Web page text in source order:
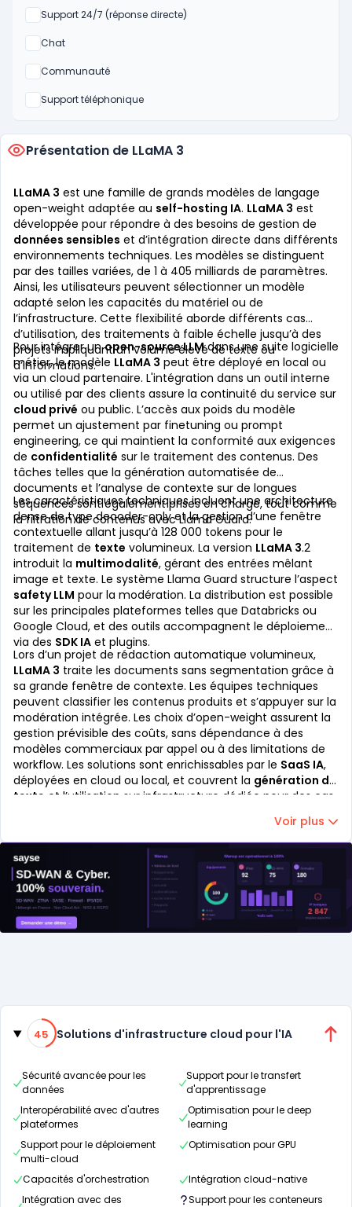
Support 24/7 (réponse directe)
Non
Chat
Non
Communauté
Non
Support téléphonique
Non
Présentation de LLaMA 3
LLaMA 3 est une famille de grands modèles de langage
open-weight adaptée au self-hosting IA. LLaMA 3 est
développée pour répondre à des besoins de gestion de
données sensibles et d’intégration directe dans différents
environnements techniques. Les modèles se distinguent
par des tailles variées, de 1 à 405 milliards de paramètres.
Ainsi, les utilisateurs peuvent sélectionner un modèle
adapté selon les capacités du matériel ou de
l’infrastructure. Cette flexibilité aborde différents cas
d’utilisation, des traitements à faible échelle jusqu’à des
projets impliquant un volume élevé de texte ou
d’informations.
Pour intégrer unopen-source LLMdans une suite logicielle
métier, le modèle LLaMA 3 peut être déployé en local ou
via un cloud partenaire. L'intégration dans un outil interne
ou utilisé par des clients assure la continuité du service sur
cloud privé ou public. L’accès aux poids du modèle
permet un ajustement par finetuning ou prompt
engineering, ce qui maintient la conformité aux exigences
de confidentialité sur le traitement des contenus. Des
tâches telles que la génération automatisée de
documents et l’analyse de contexte sur de longues
séquences sont également prises en charge, tout comme
la filtration de contenus avec Llama Guard.
Les caractéristiques techniques incluent une architecture
dense de type decoder-only et la gestion d’une fenêtre
contextuelle allant jusqu’à 128 000 tokens pour le
traitement de texte volumineux. La version LLaMA 3.2
introduit la multimodalité, gérant des entrées mêlant
image et texte. Le système Llama Guard structure l’aspect
safety LLM pour la modération. La distribution est possible
sur les principales plateformes telles que Databricks ou
Google Cloud, et des outils accompagnent le déploiement
via des SDK IA et plugins.
Lors d’un projet de rédaction automatique volumineux,
LLaMA 3 traite les documents sans segmentation grâce à
sa grande fenêtre de contexte. Les équipes techniques
peuvent classifier les contenus produits et s’appuyer sur la
modération intégrée. Les choix d’open-weight assurent la
gestion prévisible des coûts, sans dépendance à des
modèles commerciaux par appel ou à des limitations de
workflow. Les solutions sont enrichissables par le SaaS IA,
déployées en cloud ou local, et couvrent la génération de
texte et l’utilisation sur infrastructure dédiée pour des cas
Voir plus
Catégories
45% de compatibilité
45 Solutions d'infrastructure cloud pour l'IA
Sécurité avancée pour les
données
Support pour le transfert
d'apprentissage
Interopérabilité avec d'autres
plateformes
Optimisation pour le deep
learning
Support pour le déploiement
multi-cloud
Optimisation pour GPU
Capacités d'orchestration
Intégration cloud-native
Intégration avec des
Support pour les conteneurs